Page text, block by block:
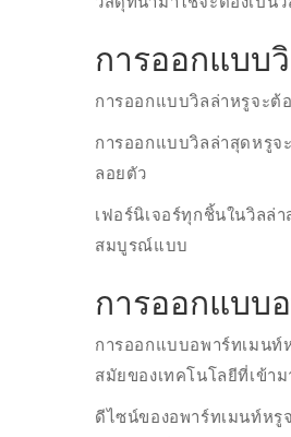
การออกแบบ
การออกแบบวิลล่าหรูจะต้
การออกแบบวิลล่าสุดหรูจ
ลอยตัว
เฟอร์นิเจอร์ทุกชิ้นในวิลล่
สมบูรณ์แบบ
การออกแบบ
การออกแบบอพาร์ทเมนท์
สมัยของเทคโนโลยีที่เข้า
ดีไซน์ของอพาร์ทเมนท์หรู